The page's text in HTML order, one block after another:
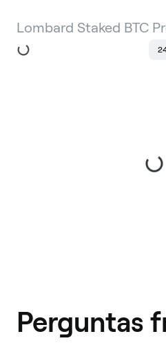
Lombard Staked BTC
Perguntas